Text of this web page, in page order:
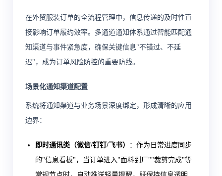
在外贸服装订单的全流程管理中，信息传递的及时性直
接影响订单履约效率。多通道通知体系通过智能匹配通
知渠道与事件紧急度，确保关键信息"不错过、不延
迟"，成为订单风险防控的重要防线。
场景化通知渠道配置
系统将通知渠道与业务场景深度绑定，形成清晰的应用
边界：
即时通讯类（微信/钉钉/飞书）
：作为日常进度同步
的"信息看板"，当订单进入"面料到厂""裁剪完成"等